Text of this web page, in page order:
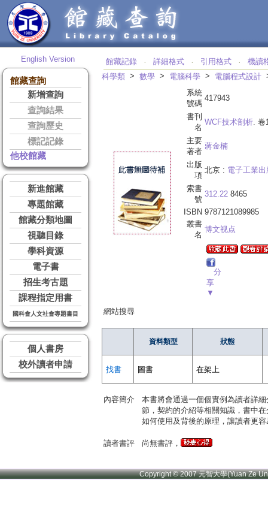
English Version
館藏查詢
新增查詢
查詢結果
查詢歷史
標記記錄
他校館藏
新進館藏
專題館藏
館藏分類地圖
視聽目錄
學科資源
電子書
招生考古題
課程指定用書
國科會人文社會專題書目
個人書房
校外讀者申請
館藏記錄 ‧ 詳細格式 ‧ 引用格式 ‧
機讀
科學類 > 數學 > 電腦科學 > 電腦程式設計
系統
號碼
417943
書刊
名
WCF技术剖析. 卷
主要
著者
蔣金楠
出版
項
北京 : 電子工業出
索書
號
312.22 8465
ISBN 9787121089985
叢書
名
博文视点
分
享
▼
網站搜尋
資料類型 狀態
找書 圖書 在架上
內容簡介
本書將會通過一個個實例為讀者詳
節，契約的介紹等相關知識，書中
如何使用及背後的原理，讓讀者更
讀者書評 尚無書評，
Copyright © 2007 元智大學(Yuan Ze